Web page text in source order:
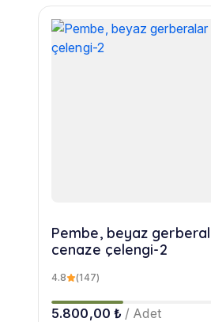
Pembe, beyaz gerberalar
cenaze çelengi-2
4.8 (147)
5.800,00 ₺ / Adet